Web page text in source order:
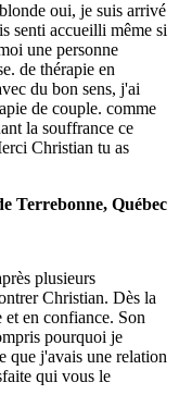
oui, je suis arrivé
senti accueilli même si
une personne
de thérapie en
du bon sens, j'ai
de couple. comme
la souffrance ce
Christian tu as
Terrebonne, Québec
plusieurs
Christian. Dès la
et en confiance. Son
pourquoi je
que j'avais une relation
qui vous le